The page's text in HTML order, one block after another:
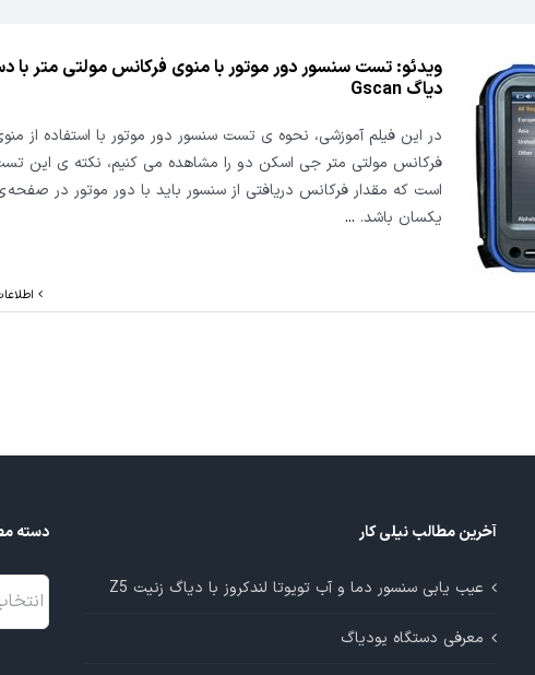
ویدئو: تست سنسور دور موتور با منوی فرکانس مولتی متر با
دیاگ Gscan
در این فیلم آموزشی، نحوه ی تست سنسور دور موتور با استفاده از
فرکانس مولتی متر جی اسکن دو را مشاهده می کنیم، نکته ی این
است که مقدار فرکانس دریافتی از سنسور باید با دور موتور در صفحه
یکسان باشد. ...
آخرین مطالب نیلی کار
عیب یابی سنسور دما و آب تویوتا لندکروز با دیاگ زنیت Z5
معرفی دستگاه یودیاگ
دسته
دسته